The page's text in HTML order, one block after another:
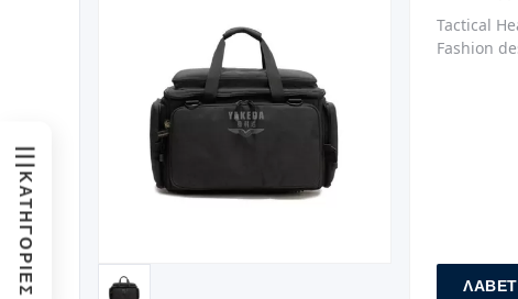
☰
ΚΑΤΗΓΟΡΊΕΣ
Tactical
Fashion